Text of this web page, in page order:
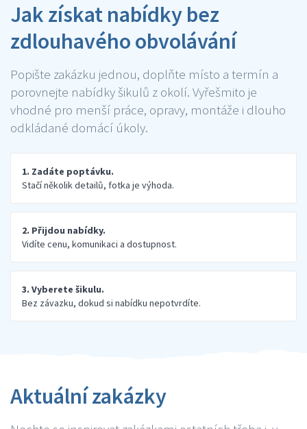
Jak získat nabídky bez
zdlouhavého obvolávání
Popište zakázku jednou, doplňte místo a termín a
porovnejte nabídky šikulů z okolí. Vyřešmito je
vhodné pro menší práce, opravy, montáže i dlouho
odkládané domácí úkoly.
1. Zadáte poptávku.
Stačí několik detailů, fotka je výhoda.
2. Přijdou nabídky.
Vidíte cenu, komunikaci a dostupnost.
3. Vyberete šikulu.
Bez závazku, dokud si nabídku nepotvrdíte.
Aktuální zakázky